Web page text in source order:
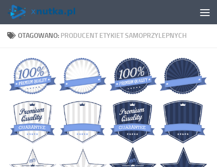
Skip to content
OTAGOWANO: PRODUCENT ETYKIET SAMOPRZYLEPNYCH